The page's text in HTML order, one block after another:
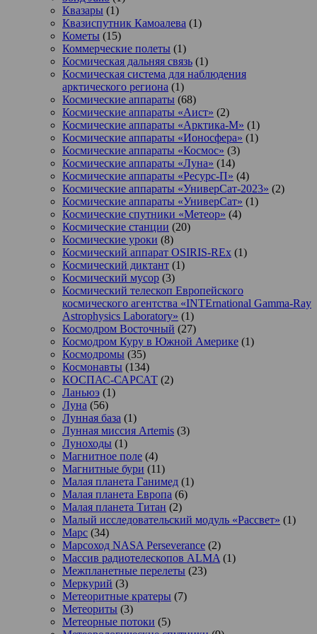
Квазары (1)
Квазиспутник Камоалева (1)
Кометы (15)
Коммерческие полеты (1)
Космическая дальняя связь (1)
Космическая система для наблюдения
арктического региона (1)
Космические аппараты (68)
Космические аппараты «Аист» (2)
Космические аппараты «Арктика-М» (1)
Космические аппараты «Ионосфера» (1)
Космические аппараты «Космос» (3)
Космические аппараты «Луна» (14)
Космические аппараты «Ресурс-П» (4)
Космические аппараты «УниверСат-2023» (2)
Космические аппараты «УниверСат» (1)
Космические спутники «Метеор» (4)
Космические станции (20)
Космические уроки (8)
Космический аппарат OSIRIS-REx (1)
Космический диктант (1)
Космический мусор (3)
Космический телескоп Европейского
космического агентства «INTErnational Gamma-Ray
Astrophysics Laboratory» (1)
Космодром Восточный (27)
Космодром Куру в Южной Америке (1)
Космодромы (35)
Космонавты (134)
КОСПАС-САРСАТ (2)
Ланьюэ (1)
Луна (56)
Лунная база (1)
Лунная миссия Artemis (3)
Луноходы (1)
Магнитное поле (4)
Магнитные бури (11)
Малая планета Ганимед (1)
Малая планета Европа (6)
Малая планета Титан (2)
Малый исследовательский модуль «Рассвет» (1)
Марс (34)
Марсоход NASA Perseverance (2)
Массив радиотелескопов ALMA (1)
Межпланетные перелеты (23)
Меркурий (3)
Метеоритные кратеры (7)
Метеориты (3)
Метеорные потоки (5)